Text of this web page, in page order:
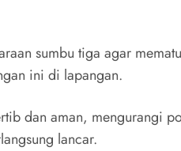
sumbu tiga agar
ini di lapangan.
dan aman, mengurangi
lancar.